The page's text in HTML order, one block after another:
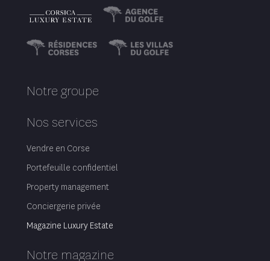
Notre groupe
Nos services
Vendre en Corse
Portefeuille confidentiel
Property management
Conciergerie privée
Magazine Luxury Estate
Notre magazine